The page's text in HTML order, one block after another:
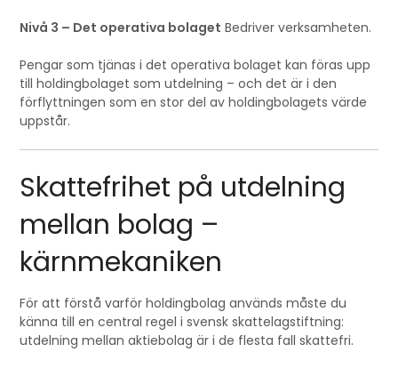
Nivå 3 – Det operativa bolaget Bedriver verksamheten.
Pengar som tjänas i det operativa bolaget kan föras upp
till holdingbolaget som utdelning – och det är i den
förflyttningen som en stor del av holdingbolagets värde
uppstår.
Skattefrihet på utdelning
mellan bolag –
kärnmekaniken
För att förstå varför holdingbolag används måste du
känna till en central regel i svensk skattelagstiftning:
utdelning mellan aktiebolag är i de flesta fall skattefri.